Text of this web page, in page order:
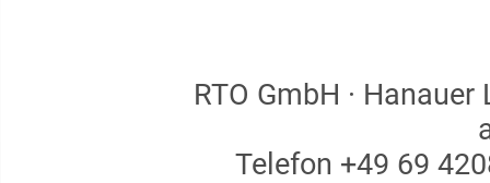
RTO GmbH ·
Telefon +49 69